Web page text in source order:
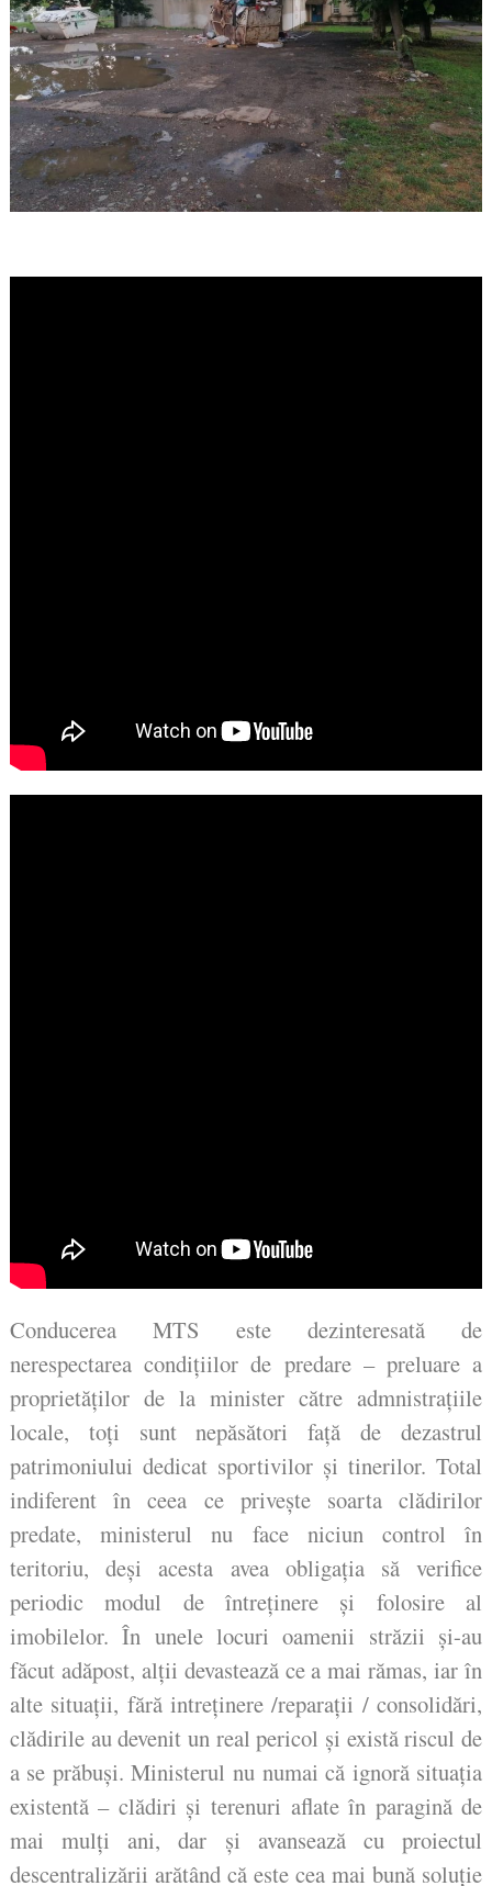
Conducerea MTS este dezinteresată de
nerespectarea condițiilor de predare – preluare a
proprietăților de la minister către admnistrațiile
locale, toți sunt nepăsători față de dezastrul
patrimoniului dedicat sportivilor și tinerilor. Total
indiferent în ceea ce privește soarta clădirilor
predate, ministerul nu face niciun control în
teritoriu, deși acesta avea obligația să verifice
periodic modul de întreținere și folosire al
imobilelor. În unele locuri oamenii străzii și-au
făcut adăpost, alții devastează ce a mai rămas, iar în
alte situații, fără intreținere /reparații / consolidări,
clădirile au devenit un real pericol și există riscul de
a se prăbuși. Ministerul nu numai că ignoră situația
existentă – clădiri și terenuri aflate în paragină de
mai mulți ani, dar și avansează cu proiectul
descentralizării arătând că este cea mai bună soluție